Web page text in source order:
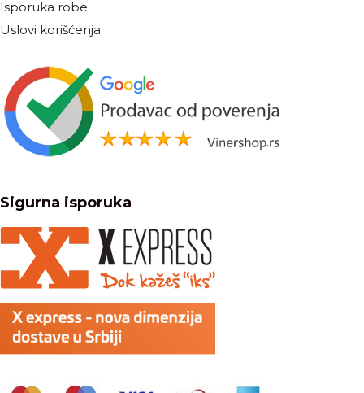
Isporuka robe
Uslovi korišćenja
Sigurna isporuka